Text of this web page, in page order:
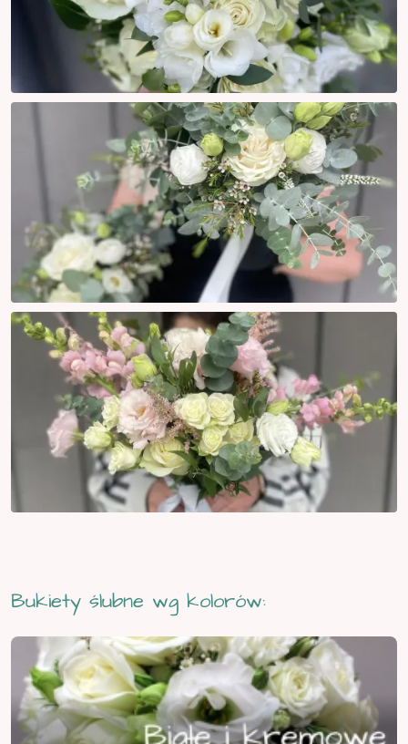
Bukiety ślubne wg kolorów: